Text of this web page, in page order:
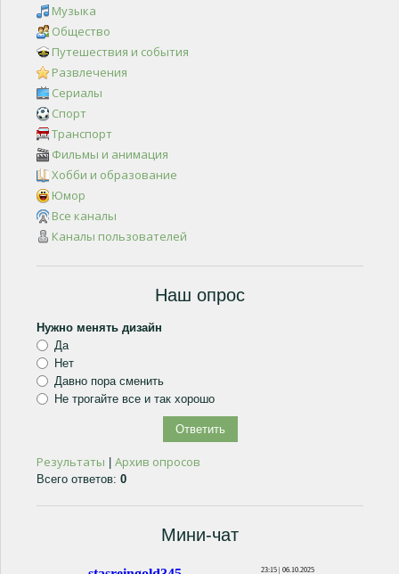
Музыка
Общество
Путешествия и события
Развлечения
Сериалы
Спорт
Транспорт
Фильмы и анимация
Хобби и образование
Юмор
Все каналы
Каналы пользователей
Наш опрос
Нужно менять дизайн
Да
Нет
Давно пора сменить
Не трогайте все и так хорошо
Результаты Архив опросов
Всего ответов: 0
Мини-чат